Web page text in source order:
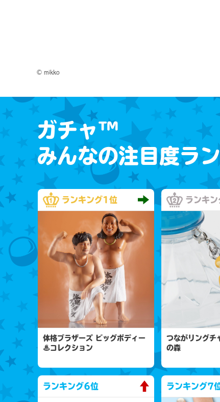
© mikko
ガチャ™
みんなの注目度ラ
ランキング1位
体格ブラザーズ ビッグボディー
♨コレクション
ランキン
つながリングチ
の森
ランキング6位 ランキング7